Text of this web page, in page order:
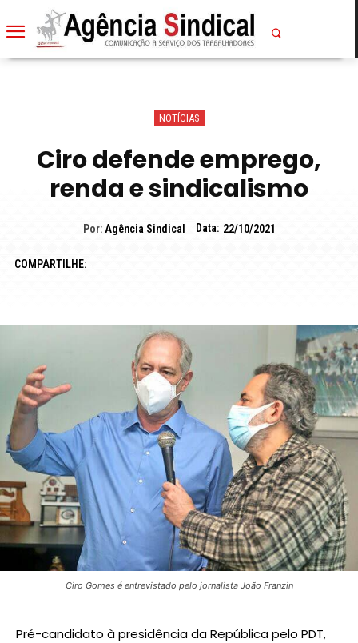
NOTÍCIAS
Ciro defende emprego,
renda e sindicalismo
Por: Agência Sindical Data: 22/10/2021
COMPARTILHE:
Ciro Gomes é entrevistado pelo jornalista João Franzin
Pré-candidato à presidência da República pelo PDT,